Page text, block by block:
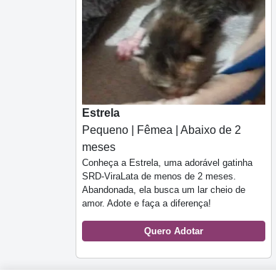
Estrela
Pequeno | Fêmea | Abaixo de 2
meses
Conheça a Estrela, uma adorável gatinha
SRD-ViraLata de menos de 2 meses.
Abandonada, ela busca um lar cheio de
amor. Adote e faça a diferença!
Quero Adotar